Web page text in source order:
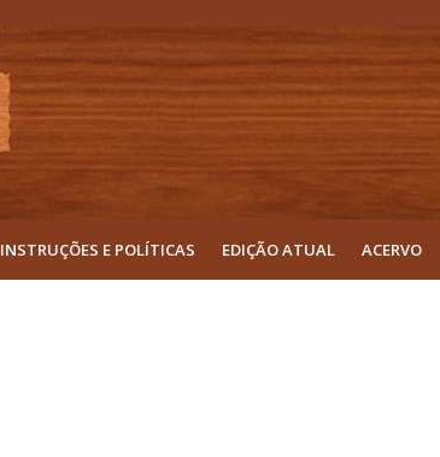
INSTRUÇÕES E POLÍTICAS EDIÇÃO ATUAL ACERVO